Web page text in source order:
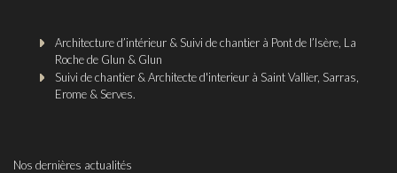
Architecture d’intérieur & Suivi de chantier à Pont de l’Isère, La
Roche de Glun & Glun
Suivi de chantier & Architecte d'interieur à Saint Vallier, Sarras,
Erome & Serves.
Nos dernières actualités